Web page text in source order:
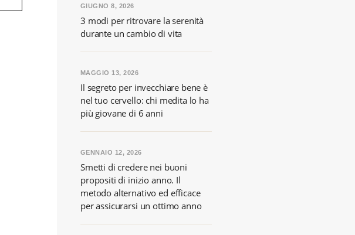
3 modi per ritrovare la serenità
durante un cambio di vita
GIUGNO 8, 2026
Il segreto per invecchiare bene è
nel tuo cervello: chi medita lo ha
più giovane di 6 anni
MAGGIO 13, 2026
Smetti di credere nei buoni
propositi di inizio anno. Il
metodo alternativo ed efficace
per assicurarsi un ottimo anno
GENNAIO 12, 2026